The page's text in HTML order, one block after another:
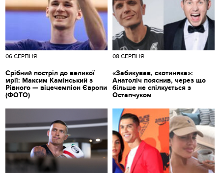
06 СЕРПНЯ
Срібний постріл до великої
мрії: Максим Камінський з
Рівного — віцечемпіон Європи
(ФОТО)
08 СЕРПНЯ
«Забикував, скотиняка»:
Анатоліч пояснив, через що
більше не спілкується з
Остапчуком